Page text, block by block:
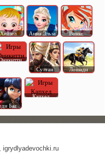
Хейзел Анна Эльза Винкс
Султан
Лошади
Баг
Капхед
igrydlyadevochki.ru